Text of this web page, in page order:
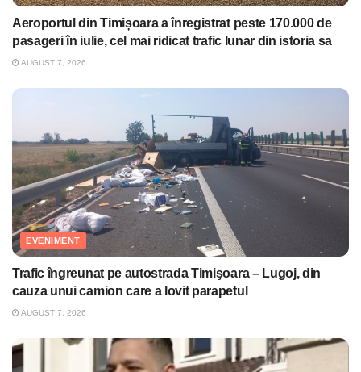
Aeroportul din Timișoara a înregistrat peste 170.000 de
pasageri în iulie, cel mai ridicat trafic lunar din istoria sa
AUGUST 7, 2026
EVENIMENT
Trafic îngreunat pe autostrada Timişoara – Lugoj, din
cauza unui camion care a lovit parapetul
AUGUST 7, 2026